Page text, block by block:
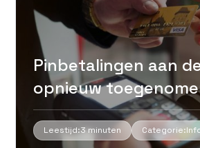
Pinbetalingen aan
opnieuw
Leestijd:3 minuten Categorie: